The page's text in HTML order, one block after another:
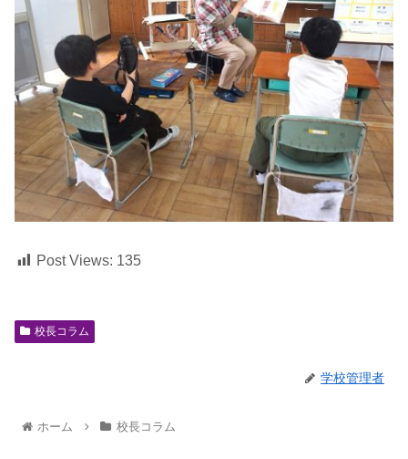
Post Views: 135
校長コラム
学校管理者
ホーム 校長コラム